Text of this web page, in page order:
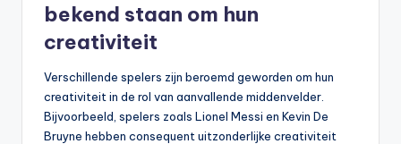
bekend staan om hun
creativiteit
Verschillende spelers zijn beroemd geworden om hun
creativiteit in de rol van aanvallende middenvelder.
Bijvoorbeeld, spelers zoals Lionel Messi en Kevin De
Bruyne hebben consequent uitzonderlijke creativiteit